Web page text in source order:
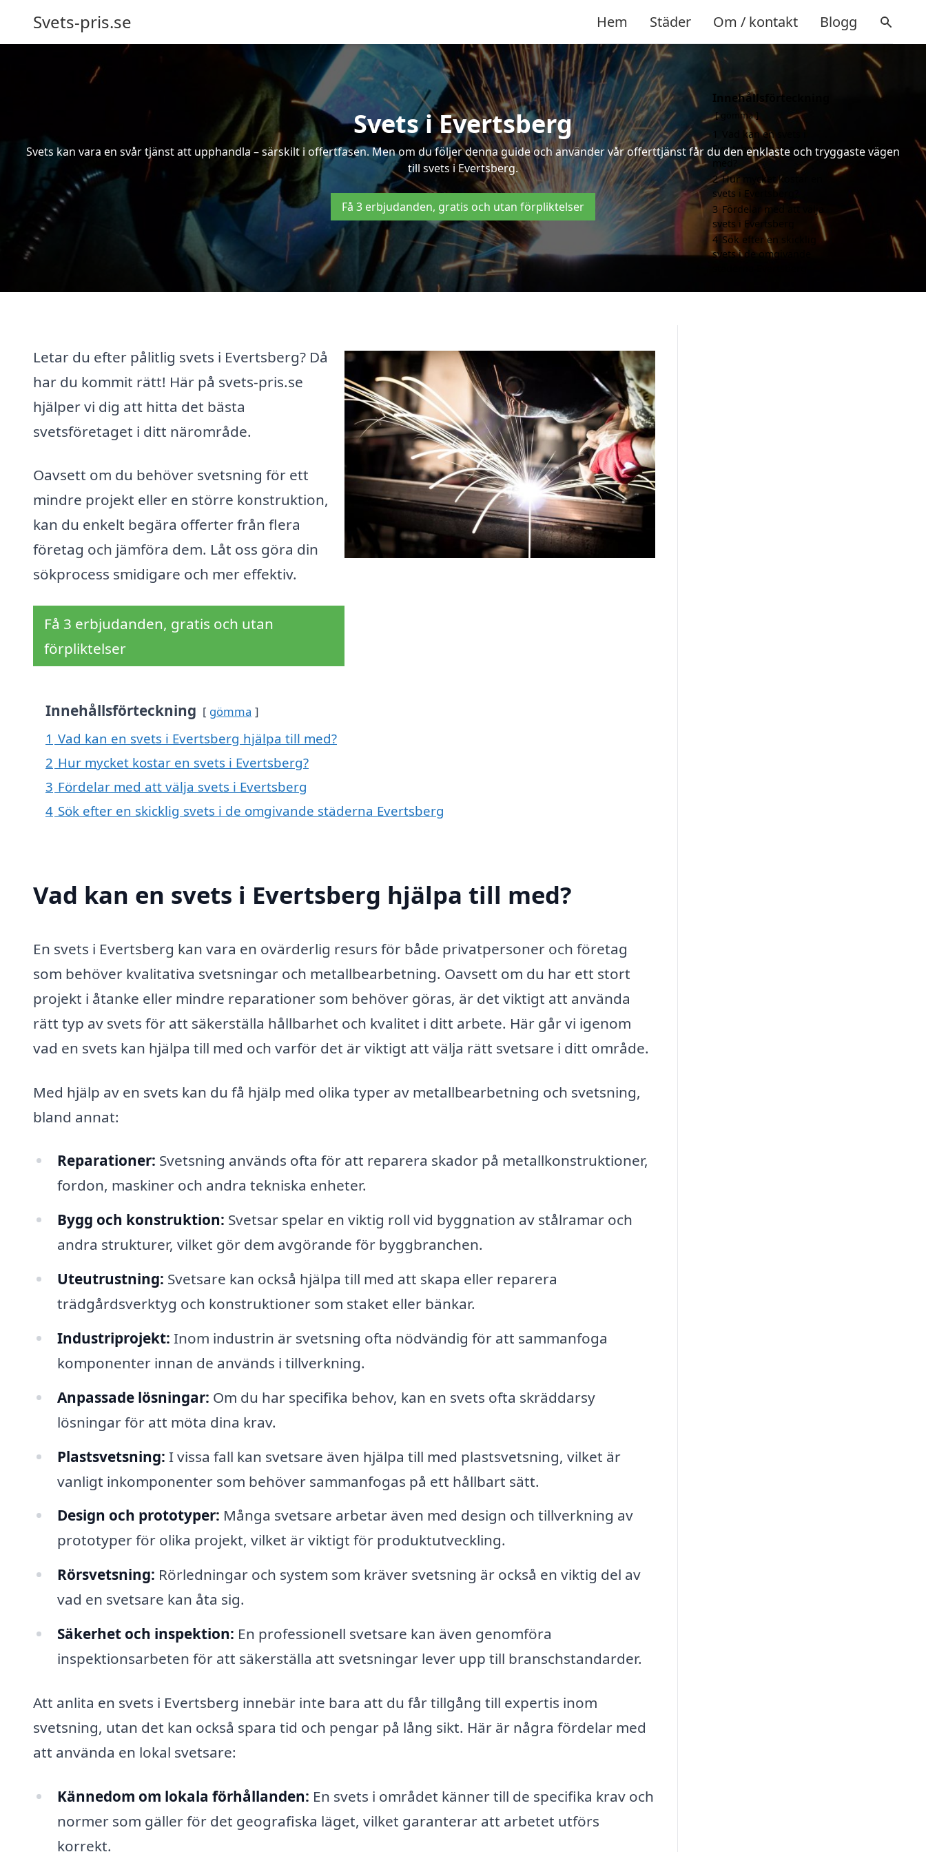
Svets-pris.se Hem Städer Om / kontakt Blogg
Svets i Evertsberg
Svets kan vara en svår tjänst att upphandla – särskilt i offertfasen. Men om du följer denna guide och använder vår offerttjänst får du den enklaste och tryggaste vägen
till svets i Evertsberg.
Få 3 erbjudanden, gratis och utan förpliktelser
Letar du efter pålitlig svets i Evertsberg? Då
har du kommit rätt! Här på svets-pris.se
hjälper vi dig att hitta det bästa
svetsföretaget i ditt närområde.
Oavsett om du behöver svetsning för ett
mindre projekt eller en större konstruktion,
kan du enkelt begära offerter från flera
företag och jämföra dem. Låt oss göra din
sökprocess smidigare och mer effektiv.
Få 3 erbjudanden, gratis och utan
förpliktelser
Innehållsförteckning gömma
1 Vad kan en svets i Evertsberg hjälpa till med?
2 Hur mycket kostar en svets i Evertsberg?
3 Fördelar med att välja svets i Evertsberg
4 Sök efter en skicklig svets i de omgivande städerna Evertsberg
Vad kan en svets i Evertsberg hjälpa till med?
En svets i Evertsberg kan vara en ovärderlig resurs för både privatpersoner och företag
som behöver kvalitativa svetsningar och metallbearbetning. Oavsett om du har ett stort
projekt i åtanke eller mindre reparationer som behöver göras, är det viktigt att använda
rätt typ av svets för att säkerställa hållbarhet och kvalitet i ditt arbete. Här går vi igenom
vad en svets kan hjälpa till med och varför det är viktigt att välja rätt svetsare i ditt område.
Med hjälp av en svets kan du få hjälp med olika typer av metallbearbetning och svetsning,
bland annat:
Reparationer: Svetsning används ofta för att reparera skador på metallkonstruktioner,
fordon, maskiner och andra tekniska enheter.
Bygg och konstruktion: Svetsar spelar en viktig roll vid byggnation av stålramar och
andra strukturer, vilket gör dem avgörande för byggbranchen.
Uteutrustning: Svetsare kan också hjälpa till med att skapa eller reparera
trädgårdsverktyg och konstruktioner som staket eller bänkar.
Industriprojekt: Inom industrin är svetsning ofta nödvändig för att sammanfoga
komponenter innan de används i tillverkning.
Anpassade lösningar: Om du har specifika behov, kan en svets ofta skräddarsy
lösningar för att möta dina krav.
Plastsvetsning: I vissa fall kan svetsare även hjälpa till med plastsvetsning, vilket är
vanligt inkomponenter som behöver sammanfogas på ett hållbart sätt.
Design och prototyper: Många svetsare arbetar även med design och tillverkning av
prototyper för olika projekt, vilket är viktigt för produktutveckling.
Rörsvetsning: Rörledningar och system som kräver svetsning är också en viktig del av
vad en svetsare kan åta sig.
Säkerhet och inspektion: En professionell svetsare kan även genomföra
inspektionsarbeten för att säkerställa att svetsningar lever upp till branschstandarder.
Att anlita en svets i Evertsberg innebär inte bara att du får tillgång till expertis inom
svetsning, utan det kan också spara tid och pengar på lång sikt. Här är några fördelar med
att använda en lokal svetsare:
Kännedom om lokala förhållanden: En svets i området känner till de specifika krav och
normer som gäller för det geografiska läget, vilket garanterar att arbetet utförs
korrekt.
Innehållsförteckning
gömma
Vad kan en svets i
Evertsberg hjälpa till
2 Hur mycket kostar en
svets i Evertsberg?
3 Fördelar med att välja
svets i Evertsberg
4 Sök efter en skicklig
svets i de omgivande